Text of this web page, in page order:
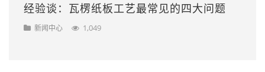
经验谈：瓦楞纸板工艺最常见的四大问题
新闻中心 1,049